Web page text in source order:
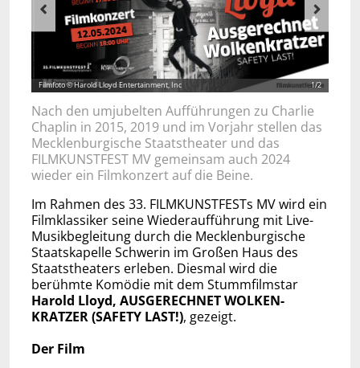
Filmfoto © Harold Lloyd Entertainment, Inc 1/2
Zurück Weiter
Nach den umjubelten Aufführungen zu Charlie
Chaplin in 2015, 2019 und im Vorjahr stellen das
Mecklenburgische Staatstheater und das
FILMKUNSTFEST MV gemeinsam auch 2024
wieder ein Filmkonzert auf die Beine.
Im Rahmen des 33. FILMKUNSTFESTs MV wird ein
Filmklassiker seine Wiederaufführung mit Live-
Musikbegleitung durch die Mecklenburgische
Staatskapelle Schwerin im Großen Haus des
Staatstheaters erleben. Diesmal wird die
berühmte Komödie mit dem Stummfilmstar
Harold Lloyd, AUSGERECHNET WOLKEN-
KRATZER (SAFETY LAST!), gezeigt.
Der Film